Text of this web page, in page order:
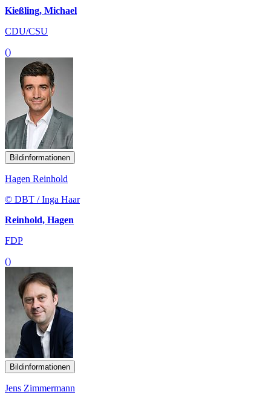
Kießling, Michael
CDU/CSU
()
Bildinformationen
Hagen Reinhold
© DBT / Inga Haar
Reinhold, Hagen
FDP
()
Bildinformationen
Jens Zimmermann